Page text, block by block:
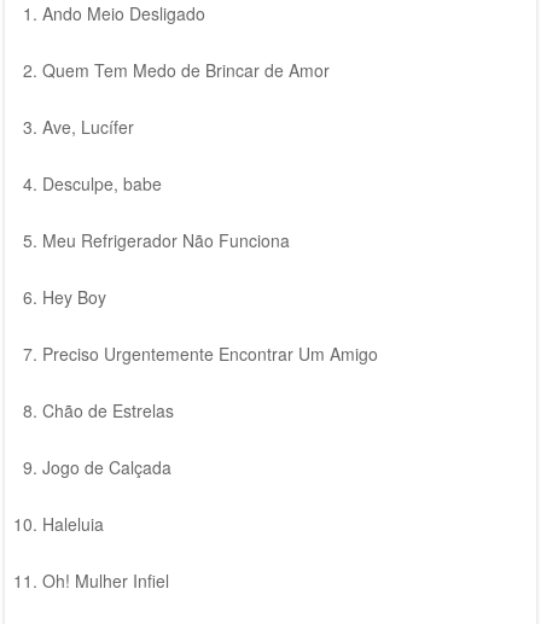
Ando Meio Desligado
Quem Tem Medo de Brincar de Amor
Ave, Lucífer
Desculpe, babe
Meu Refrigerador Não Funciona
Hey Boy
Preciso Urgentemente Encontrar Um Amigo
Chão de Estrelas
Jogo de Calçada
Haleluia
Oh! Mulher Infiel